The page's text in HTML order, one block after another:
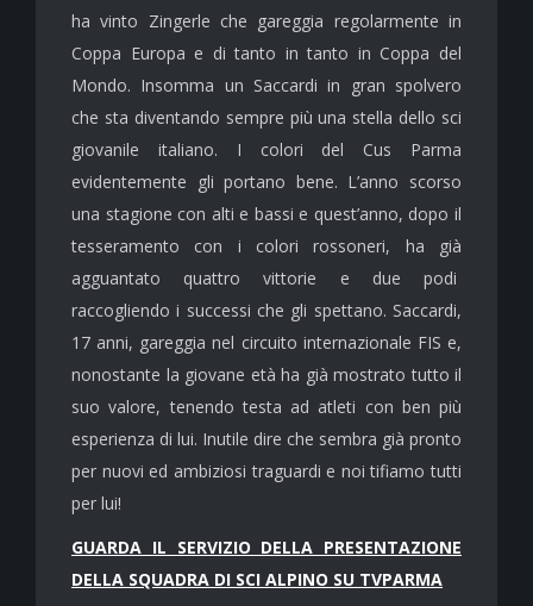
ha vinto Zingerle che gareggia regolarmente in
Coppa Europa e di tanto in tanto in Coppa del
Mondo. Insomma un Saccardi in gran spolvero
che sta diventando sempre più una stella dello sci
giovanile italiano. I colori del Cus Parma
evidentemente gli portano bene. L’anno scorso
una stagione con alti e bassi e quest’anno, dopo il
tesseramento con i colori rossoneri, ha già
agguantato quattro vittorie e due podi
raccogliendo i successi che gli spettano. Saccardi,
17 anni, gareggia nel circuito internazionale FIS e,
nonostante la giovane età ha già mostrato tutto il
suo valore, tenendo testa ad atleti con ben più
esperienza di lui. Inutile dire che sembra già pronto
per nuovi ed ambiziosi traguardi e noi tifiamo tutti
per lui!
GUARDA IL SERVIZIO DELLA PRESENTAZIONE
DELLA SQUADRA DI SCI ALPINO SU TVPARMA